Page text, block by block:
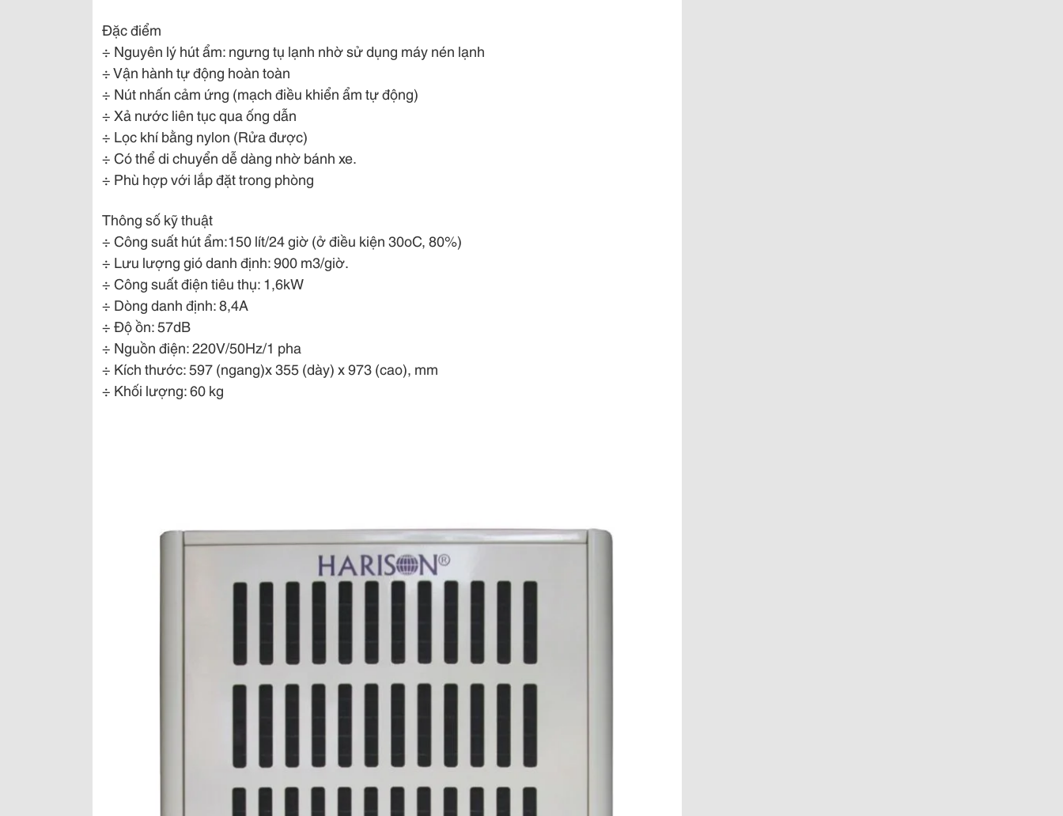
Đặc điểm
÷ Nguyên lý hút ẩm: ngưng tụ lạnh nhờ sử dụng máy nén lạnh
÷ Vận hành tự động hoàn toàn
÷ Nút nhấn cảm ứng (mạch điều khiển ẩm tự động)
÷ Xả nước liên tục qua ống dẫn
÷ Lọc khí bằng nylon (Rửa được)
÷ Có thể di chuyển dễ dàng nhờ bánh xe.
÷ Phù hợp với lắp đặt trong phòng
Thông số kỹ thuật
÷ Công suất hút ẩm:150 lít/24 giờ (ở điều kiện 30oC, 80%)
÷ Lưu lượng gió danh định: 900 m3/giờ.
÷ Công suất điện tiêu thụ: 1,6kW
÷ Dòng danh định: 8,4A
÷ Độ ồn: 57dB
÷ Nguồn điện: 220V/50Hz/1 pha
÷ Kích thước: 597 (ngang)x 355 (dày) x 973 (cao), mm
÷ Khối lượng: 60 kg